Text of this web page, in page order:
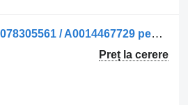
Sisteme de încălzire Incalzitor de Apa Benz A0078306261 / A0078305561 / A0014467729 pentru camion Mercedes-Benz Mercedes
Preț la cerere